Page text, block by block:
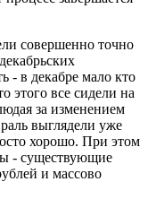
совершенно точно
- в декабре мало кто
этого все сидели на
за изменением
выглядели уже
хорошо. При этом
- существующие
и массово